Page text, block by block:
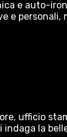
e auto-
e personali,
ufficio
indaga la